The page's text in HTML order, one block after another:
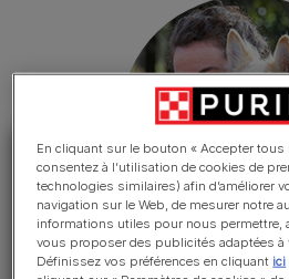
INGRÉDIENTS
En cliquant sur le bouton « Accepter tous
consentez à l’utilisation de cookies de
technologies similaires) afin d’améliorer
navigation sur le Web, de mesurer notre
informations utiles pour nous permettre,
vous proposer des publicités adaptées à
Définissez vos préférences en cliquant ici